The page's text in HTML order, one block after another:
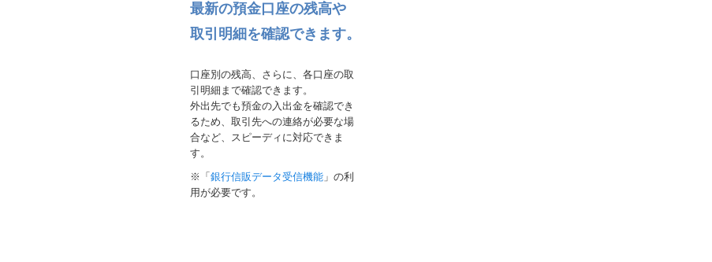
最新の預金口座の残高や
取引明細を確認できます。
口座別の残高、さらに、各口座の取
引明細まで確認できます。
外出先でも預金の入出金を確認でき
るため、取引先への連絡が必要な場
合など、スピーディに対応できま
す。
※「 銀行信販データ受信機能 」の利
用が必要です。